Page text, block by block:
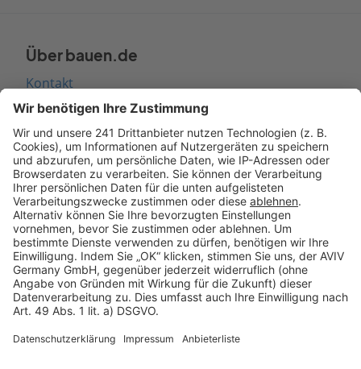
Über bauen.de
Kontakt
Seitenaufbau
Barrierefreiheit
Cookie Einstellungen
Rechtliches
AGB-Übersicht
Datenschutz
Impressum